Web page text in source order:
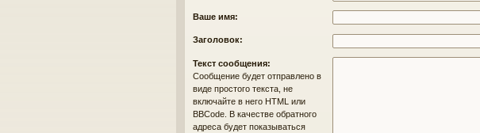
Ваше имя:
Заголовок:
Текст сообщения:
Сообщение будет отправлено в
виде простого текста, не
включайте в него HTML или
BBCode. В качестве обратного
адреса будет показываться